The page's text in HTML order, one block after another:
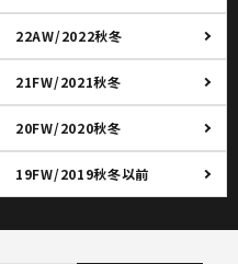
22AW/2022秋冬
21FW/2021秋冬
20FW/2020秋冬
19FW/2019秋冬以前